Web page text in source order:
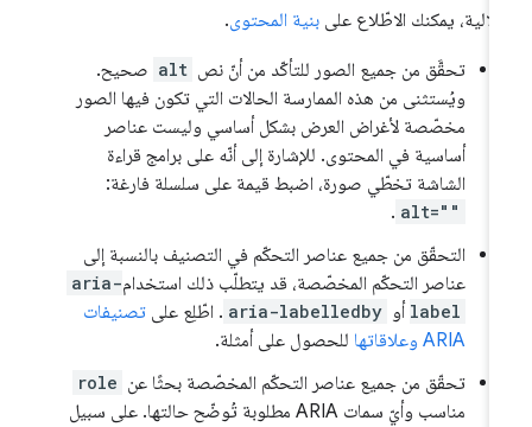
يمكنك الاطّلاع علىبنية المحتوى.
تحقَّق من جميع الصور للتأكّد من أنّ نص alt صحيح.
ويُستثنى من هذه الممارسة الحالات التي تكون فيها الصور
مخصّصة لأغراض العرض بشكل أساسي وليست عناصر
أساسية في المحتوى. للإشارة إلى أنّه على برامج قراءة
الشاشة تخطّي صورة، اضبط قيمة على سلسلة فارغة:
alt=""
.
التحقّق من جميع عناصر التحكّم في التصنيف بالنسبة إلى
عناصر التحكّم المخصّصة، قد يتطلّب ذلك استخدامaria-
labelأو aria-labelledby . اطّلِع علىتصنيفات
ARIA وعلاقاتها
للحصول على أمثلة.
تحقّق من جميع عناصر التحكّم المخصّصة بحثًا عن role
مناسب وأيّ سمات ARIA مطلوبة تُوضّح حالتها. على سبيل